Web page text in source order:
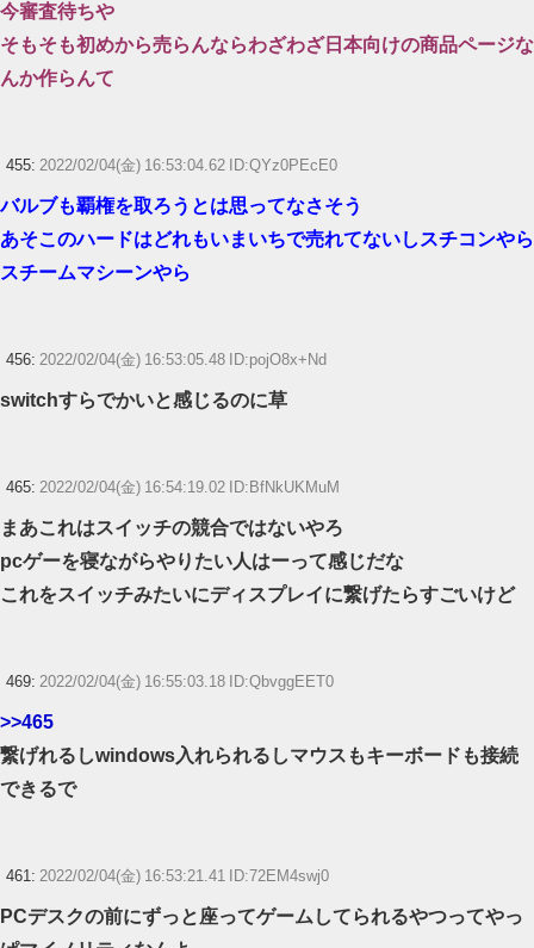
今審査待ちや
そもそも初めから売らんならわざわざ日本向けの商品ページな
んか作らんて
455: 2022/02/04(金) 16:53:04.62 ID:QYz0PEcE0
バルブも覇権を取ろうとは思ってなさそう
あそこのハードはどれもいまいちで売れてないしスチコンやら
スチームマシーンやら
456: 2022/02/04(金) 16:53:05.48 ID:pojO8x+Nd
switchすらでかいと感じるのに草
465: 2022/02/04(金) 16:54:19.02 ID:BfNkUKMuM
まあこれはスイッチの競合ではないやろ
pcゲーを寝ながらやりたい人はーって感じだな
これをスイッチみたいにディスプレイに繋げたらすごいけど
469: 2022/02/04(金) 16:55:03.18 ID:QbvggEET0
>>465
繋げれるしwindows入れられるしマウスもキーボードも接続
できるで
461: 2022/02/04(金) 16:53:21.41 ID:72EM4swj0
PCデスクの前にずっと座ってゲームしてられるやつってやっ